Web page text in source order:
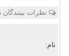
نظرات
نام: